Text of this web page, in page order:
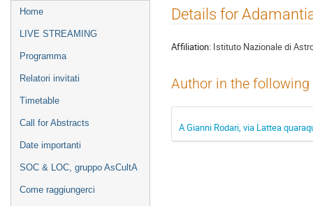
Event
menu
Home
LIVE STREAMING
Programma
Relatori invitati
Timetable
Call for Abstracts
Date importanti
SOC & LOC, gruppo AsCultA
Come raggiungerci
Details for
Affiliation: Istituto Nazionale di
Author in the
A Gianni Rodari, via Lattea